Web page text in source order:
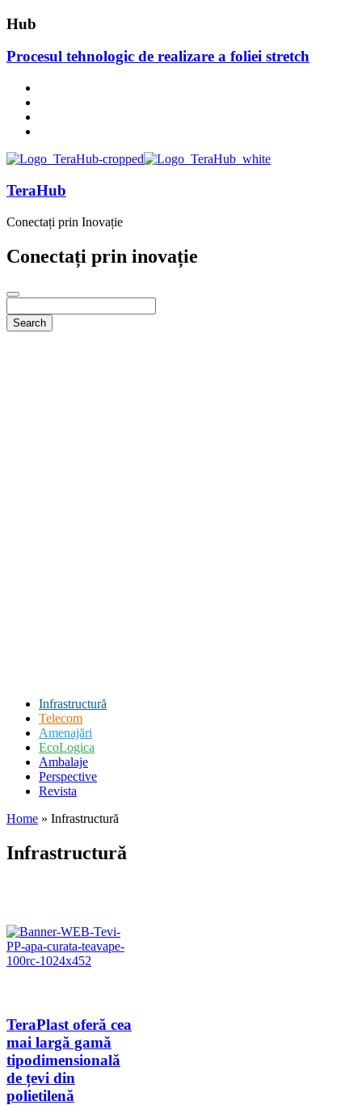
Hub
Procesul tehnologic de realizare a foliei stretch
TeraHub
Conectați prin Inovație
Conectați prin inovație
Infrastructură
Telecom
Amenajări
EcoLogica
Ambalaje
Perspective
Revista
Home » Infrastructură
Infrastructură
TeraPlast oferă cea
mai largă gamă
tipodimensională
de țevi din
polietilenă